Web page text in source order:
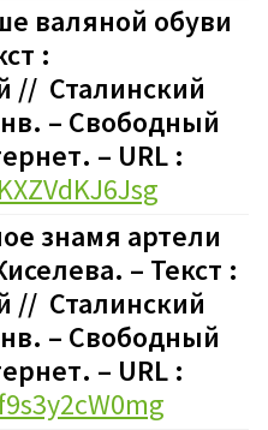
валяной обуви
:
// Сталинский
– Свободный
– URL :
знамя артели
– Текст :
// Сталинский
– Свободный
– URL :